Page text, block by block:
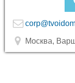
Москва,